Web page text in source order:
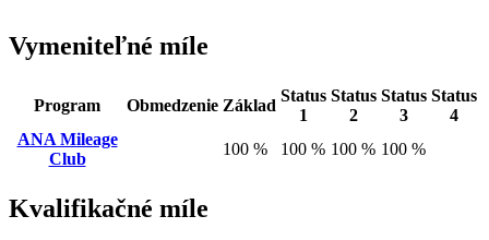
Vymeniteľné míle
Program Obmedzenie Základ
Status
1
Status
2
Status
3
Status
4
ANA Mileage
Club
100 % 100 % 100 % 100 %
Kvalifikačné míle